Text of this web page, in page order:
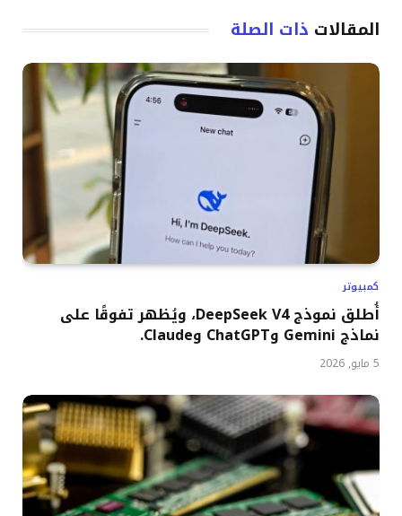
المقالات ذات الصلة
كمبيوتر
أُطلق نموذج DeepSeek V4، ويُظهر تفوقًا على
نماذج Gemini وChatGPT وClaude.
5 مايو, 2026